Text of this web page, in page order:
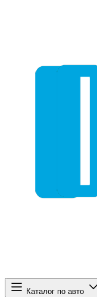
Каталог по авто